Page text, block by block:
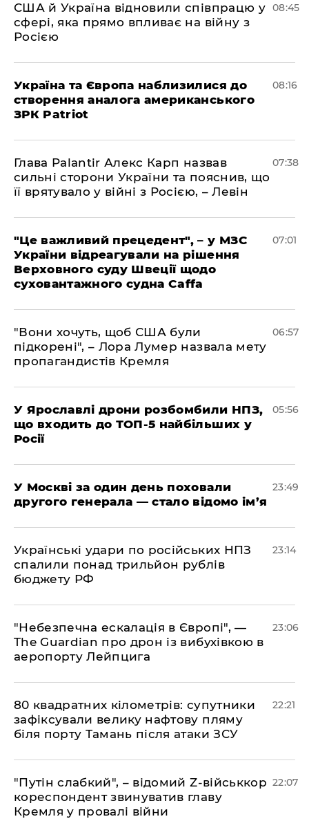
США й Україна відновили співпрацю у
сфері, яка прямо впливає на війну з
Росією
08:45
Україна та Європа наблизилися до
створення аналога американського
ЗРК Patriot
08:16
Глава Palantir Алекс Карп назвав
сильні сторони України та пояснив, що
її врятувало у війні з Росією, – Левін
07:38
"Це важливий прецедент", – у МЗС
України відреагували на рішення
Верховного суду Швеції щодо
суховантажного судна Caffa
07:01
"Вони хочуть, щоб США були
підкорені", – Лора Лумер назвала мету
пропагандистів Кремля
06:57
У Ярославлі дрони розбомбили НПЗ,
що входить до ТОП-5 найбільших у
Росії
05:56
​У Москві за один день поховали
другого генерала — стало відомо ім’я
23:49
​Українські удари по російських НПЗ
спалили понад трильйон рублів
бюджету РФ
23:14
​"Небезпечна ескалація в Європі", —
The Guardian про дрон із вибухівкою в
аеропорту Лейпцига
23:06
​80 квадратних кілометрів: супутники
зафіксували велику нафтову пляму
біля порту Тамань після атаки ЗСУ
22:21
"Путін слабкий", – відомий Z-військкор
кореспондент звинуватив главу
Кремля у провалі війни
22:07